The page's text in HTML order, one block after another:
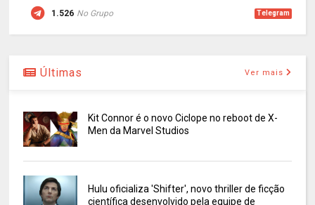
1.526 No Grupo Telegram
Últimas Ver mais
Kit Connor é o novo Ciclope no reboot de X-
Men da Marvel Studios
Hulu oficializa 'Shifter', novo thriller de ficção
científica desenvolvido pela equipe de